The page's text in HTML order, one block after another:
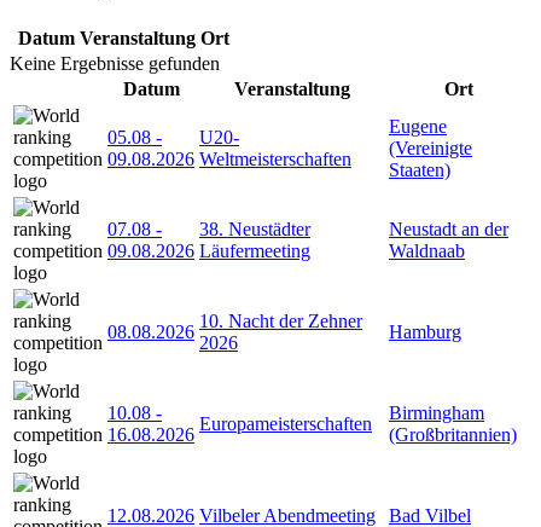
Datum Veranstaltung Ort
Keine Ergebnisse gefunden
Datum
Veranstaltung Ort
05.08 -
09.08.2026
U20-
Weltmeisterschaften
Eugene
(Vereinigte
Staaten)
07.08 -
09.08.2026
38. Neustädter
Läufermeeting
Neustadt an der
Waldnaab
08.08.2026
10. Nacht der Zehner
2026
Hamburg
10.08 -
16.08.2026
Europameisterschaften
Birmingham
(Großbritannien)
12.08.2026 Vilbeler Abendmeeting Bad Vilbel